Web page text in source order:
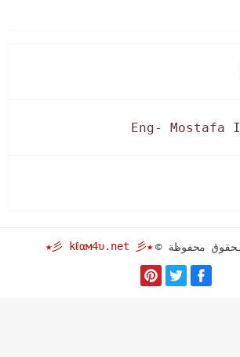
Eng- Mostafa
محفوظة ©★彡 kℓαм4υ.net 彡★